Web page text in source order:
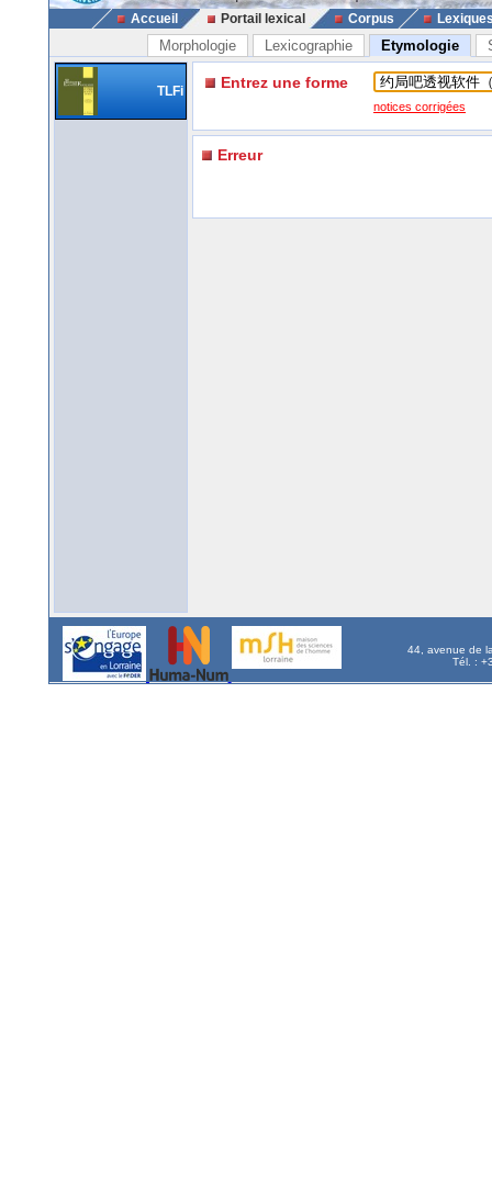
Accueil Portail lexical Corpus
Morphologie Lexicographie Etymologie
TLFi Entrez une forme
notices corrigées
Erreur
44, avenue de
Tél. :